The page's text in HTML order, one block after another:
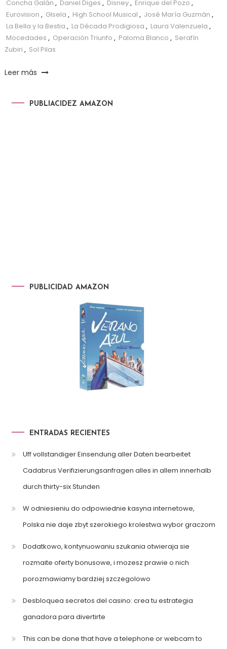
Concha Galán , Daniel Diges , Disney, Enrique del Pozo ,
Eurovision , GIsela , High School Musical , José María Guzmán ,
La Bella y la Bestia , La Década Prodigiosa , Laura Valenzuela ,
Mocedades , Operación Triunfo , Paloma Blanco , Serafín
Zubiri , Sol Pilas
Leer más
PUBLIACIDEZ AMAZON
PUBLICIDAD AMAZON
ENTRADAS RECIENTES
Uff vollstandiger Einsendung aller Daten bearbeitet
Cadabrus Verifizierungsanfragen alles in allem innerhalb
durch thirty-six Stunden
W odniesieniu do odpowiednie kasyna internetowe,
Polska nie daje zbyt szerokiego krolestwa wybor graczom
Dodatkowo, kontynuowaniu szukania otwieraja sie
rozmaite oferty bonusowe, i mozesz prawie o nich
porozmawiamy bardziej szczegolowo
Desbloquea secretos del casino: crea tu estrategia
ganadora para divertirte
This can be done that have a telephone or webcam to